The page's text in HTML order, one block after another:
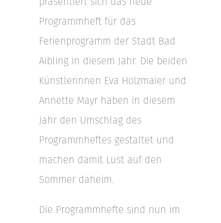
Programmheft für das
Ferienprogramm der Stadt Bad
Aibling in diesem Jahr. Die beiden
Künstlerinnen Eva Holzmaier und
Annette Mayr haben in diesem
Jahr den Umschlag des
Programmheftes gestaltet und
machen damit Lust auf den
Sommer daheim.
Die Programmhefte sind nun im